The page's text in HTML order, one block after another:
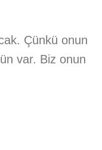
Çünkü onun
var. Biz onun